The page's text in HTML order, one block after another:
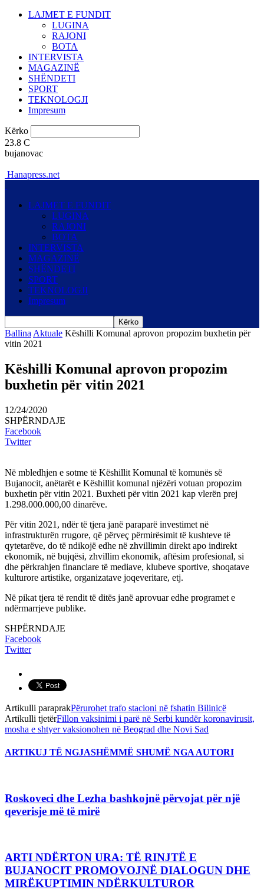
LAJMET E FUNDIT
LUGINA
RAJONI
BOTA
INTERVISTA
MAGAZINË
SHËNDETI
SPORT
TEKNOLOGJI
Impresum
Kërko
23.8 C
bujanovac
Hanapress.net
LAJMET E FUNDIT
LUGINA
RAJONI
BOTA
INTERVISTA
MAGAZINË
SHËNDETI
SPORT
TEKNOLOGJI
Impresum
Ballina Aktuale Këshilli Komunal aprovon propozim buxhetin për
vitin 2021
Këshilli Komunal aprovon propozim
buxhetin për vitin 2021
12/24/2020
SHPËRNDAJE
Facebook
Twitter
Në mbledhjen e sotme të Këshillit Komunal të komunës së
Bujanocit, anëtarët e Këshillit komunal njëzëri votuan propozim
buxhetin për vitin 2021. Buxheti për vitin 2021 kap vlerën prej
1.298.000.000,00 dinarëve.
Për vitin 2021, ndër të tjera janë paraparë investimet në
infrastrukturën rrugore, që përveç përmirësimit të kushteve të
qytetarëve, do të ndikojë edhe në zhvillimin direkt apo indirekt
ekonomik, në bujqësi, zhvillim ekonomik, aftësim profesional, si
dhe përkrahjen financiare të mediave, klubeve sportive, shoqatave
kulturore artistike, organizatave joqeveritare, etj.
Në pikat tjera të rendit të ditës janë aprovuar edhe programet e
ndërmarrjeve publike.
SHPËRNDAJE
Facebook
Twitter
Artikulli paraprakPërurohet trafo stacioni në fshatin Bilinicë
Artikulli tjetërFillon vaksinimi i parë në Serbi kundër koronavirusit,
mosha e shtyer vaksionohen në Beograd dhe Novi Sad
ARTIKUJ TË NGJASHËMMË SHUMË NGA AUTORI
Roskoveci dhe Lezha bashkojnë përvojat për një
qeverisje më të mirë
ARTI NDËRTON URA: TË RINJTË E
BUJANOCIT PROMOVOJNË DIALOGUN DHE
MIRËKUPTIMIN NDËRKULTUROR